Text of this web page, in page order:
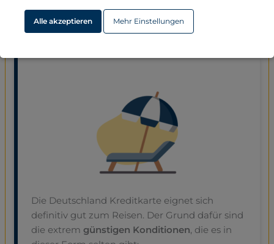
Ist die Deutschland Karte Classic die beste
Kreditkarte für Reisen?
Die Deutschland Kreditkarte eignet sich
definitiv gut zum Reisen. Der Grund dafür sind
die extremgünstigen Konditionen, die es in
Alle akzeptieren Mehr Einstellungen